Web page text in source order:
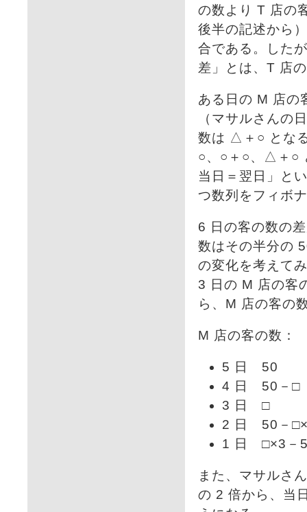
の数より T 店の
後半の記述から
合である。した
差」とは、T 店
ある日の M 店
（マサルさんの
数は △＋○ とな
○、○＋○、△＋○
当日＝翌日」と
つ数列をフィボ
6 日の客の数の
数はその半分の
の変化を考えて
3 日の M 店の客
ら、M 店の客の
M 店の客の数：
5 日 50
4 日 50－□
3 日 □
2 日 50－
1 日 □×3－
また、マサルさ
の 2 倍から、当